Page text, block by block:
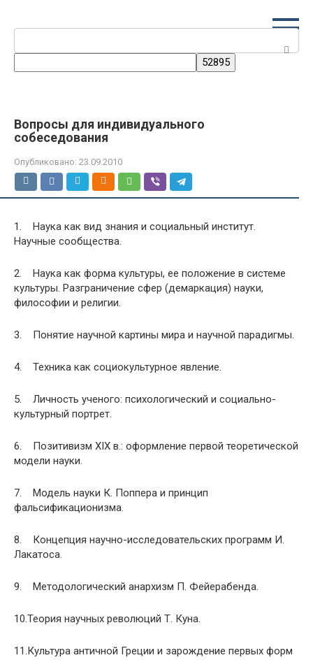
Вопросы для индивидуального
собеседования
Опубликовано: 23.09.2010
1. Наука как вид знания и социальный институт.
Научные сообщества.
2. Наука как форма культуры, ее положение в системе
культуры. Разграничение сфер (демаркация) науки,
философии и религии.
3. Понятие научной картины мира и научной парадигмы.
4. Техника как социокультурное явление.
5. Личность ученого: психологический и социально-
культурный портрет.
6. Позитивизм XIX в.: оформление первой теоретической
модели науки.
7. Модель науки К. Поппера и принцип
фальсификационизма.
8. Концепция научно-исследовательских программ И.
Лакатоса.
9. Методологический анархизм П. Фейерабенда.
10.Теория научных революций Т. Куна.
11.Культура античной Греции и зарождение первых форм